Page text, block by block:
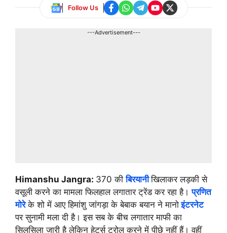
Follow Us
---Advertisement---
Himanshu Jangra: 370 कीबिरयानी खिलाकर लड़की से
वसूली करने का मामला फिलहाल लगातार ट्रेंड कर रहा है।प्रणित
मोरे के शो में आए हिमांशु जांगड़ा के बेबाक बयान ने मानो इंटरनेट
पर सुनामी मला दी है। इस सब के बीच लगातार माफी का
सिलसिला जारी है लेकिन हेटर्स ट्रोल करने में पीछे नहीं हैं। वहीं